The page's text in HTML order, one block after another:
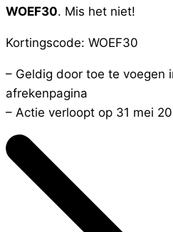
WOEF30. Mis het niet!
Kortingscode: WOEF30
– Geldig door toe te voegen
afrekenpagina
– Actie verloopt op 31 mei